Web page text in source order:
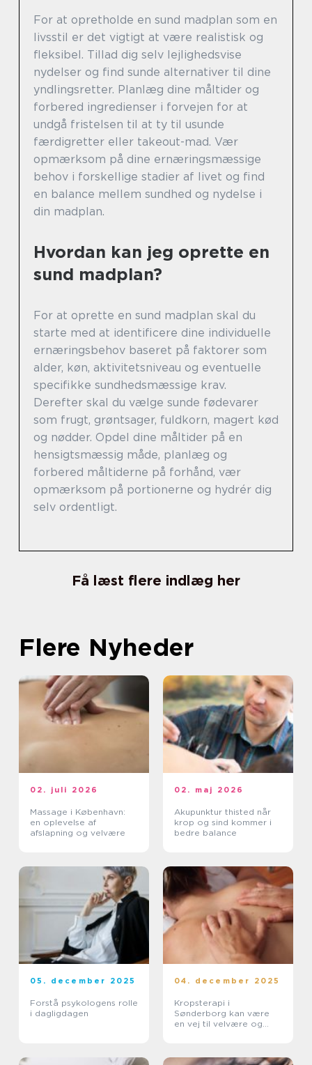
For at opretholde en sund madplan som en
livsstil er det vigtigt at være realistisk og
fleksibel. Tillad dig selv lejlighedsvise
nydelser og find sunde alternativer til dine
yndlingsretter. Planlæg dine måltider og
forbered ingredienser i forvejen for at
undgå fristelsen til at ty til usunde
færdigretter eller takeout-mad. Vær
opmærksom på dine ernæringsmæssige
behov i forskellige stadier af livet og find
en balance mellem sundhed og nydelse i
din madplan.
Hvordan kan jeg oprette en
sund madplan?
For at oprette en sund madplan skal du
starte med at identificere dine individuelle
ernæringsbehov baseret på faktorer som
alder, køn, aktivitetsniveau og eventuelle
specifikke sundhedsmæssige krav.
Derefter skal du vælge sunde fødevarer
som frugt, grøntsager, fuldkorn, magert kød
og nødder. Opdel dine måltider på en
hensigtsmæssig måde, planlæg og
forbered måltiderne på forhånd, vær
opmærksom på portionerne og hydrér dig
selv ordentligt.
Få læst flere indlæg her
Flere Nyheder
02. juli 2026
Massage i København:
en oplevelse af
afslapning og velvære
02. maj 2026
Akupunktur thisted når
krop og sind kommer i
bedre balance
05. december 2025
Forstå psykologens rolle
i dagligdagen
04. december 2025
Kropsterapi i
Sønderborg kan være
en vej til velvære og